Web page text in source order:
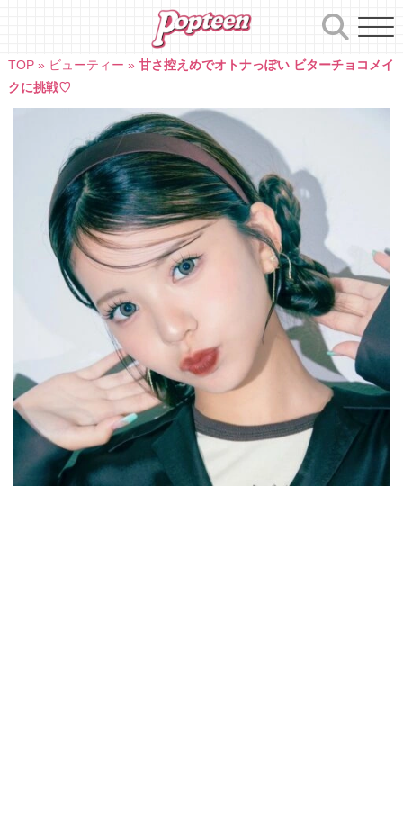
TOP» ビューティー » 甘さ控えめでオトナっぽい ビターチョコメイ
クに挑戦♡